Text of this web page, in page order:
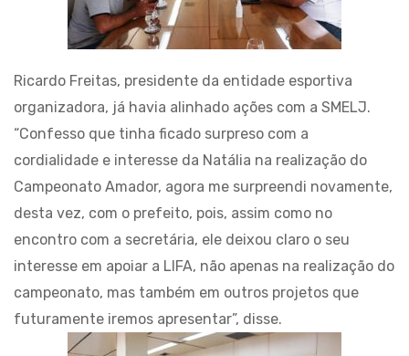
Ricardo Freitas, presidente da entidade esportiva
organizadora, já havia alinhado ações com a SMELJ.
“Confesso que tinha ficado surpreso com a
cordialidade e interesse da Natália na realização do
Campeonato Amador, agora me surpreendi novamente,
desta vez, com o prefeito, pois, assim como no
encontro com a secretária, ele deixou claro o seu
interesse em apoiar a LIFA, não apenas na realização do
campeonato, mas também em outros projetos que
futuramente iremos apresentar”, disse.